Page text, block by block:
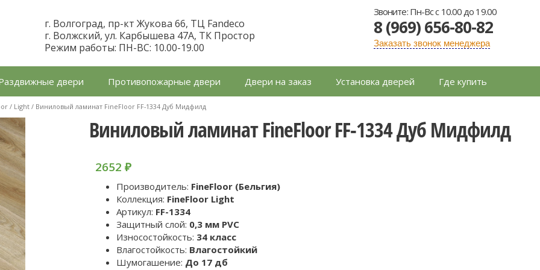
г. Волгоград, пр-кт Жукова 66, ТЦ Fandeco
г. Волжский, ул. Карбышева 47А, ТК Простор
Режим работы: ПН-ВС: 10.00-19.00
Звоните: Пн-Вс с 10.00 до 19.00
8 (969) 656-80-82
Заказать звонок менеджера
двери Противопожарные двери Двери на заказ Установка дверей Где купить
/ Light / Виниловый ламинат FineFloor FF-1334 Дуб Мидфилд
Виниловый ламинат FineFloor FF-1334 Дуб Мидфилд
2652₽
Производитель: FineFloor (Бельгия)
Коллекция: FineFloor Light
Артикул: FF-1334
Защитный слой: 0,3 мм PVC
Износостойкость: 34 класс
Влагостойкость: Влагостойкий
Шумогашение: До 17 дб